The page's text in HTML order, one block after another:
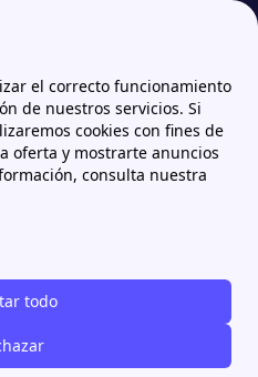
el correcto funcionamiento
de nuestros servicios. Si
cookies con fines de
oferta y mostrarte anuncios
consulta nuestra
todo
Energya VM: opiniones, tarifas de luz y gas y vías de contacto
gas y vías
de luz y
Villar Mir
español desde hace